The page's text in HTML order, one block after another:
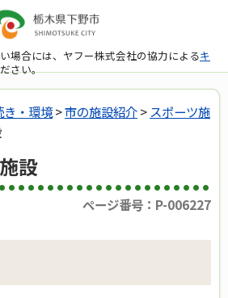
場合には、ヤフー株式会社の協力によるキ
さい。
き・環境>市の施設紹介> スポーツ施
設
ページ番号：P-006227